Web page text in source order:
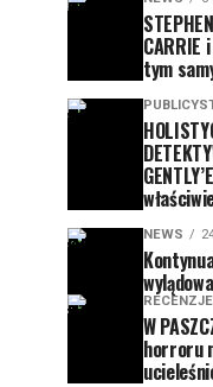
CARRIE
tym
NEWS
RECENZJE
W
horroru